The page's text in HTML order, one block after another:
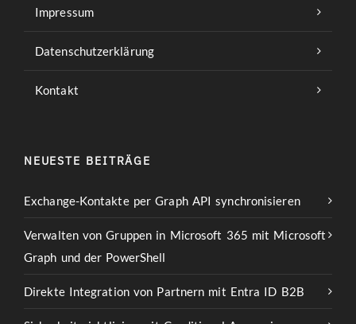
Impressum
Datenschutzerklärung
Kontakt
NEUESTE BEITRÄGE
Exchange-Kontakte per Graph API synchronisieren
Verwalten von Gruppen in Microsoft 365 mit Microsoft
Graph und der PowerShell
Direkte Integration von Partnern mit Entra ID B2B